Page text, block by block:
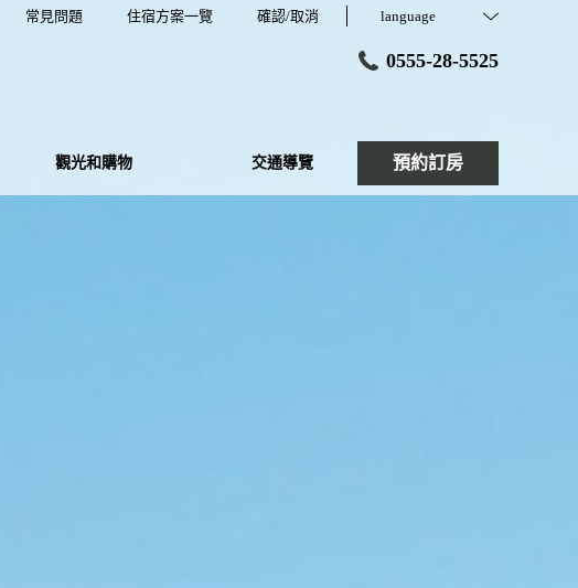
常見問題 住宿方案一覽 確認/取消 language
0555-28-5525
觀光和購物 交通導覽 預約訂房